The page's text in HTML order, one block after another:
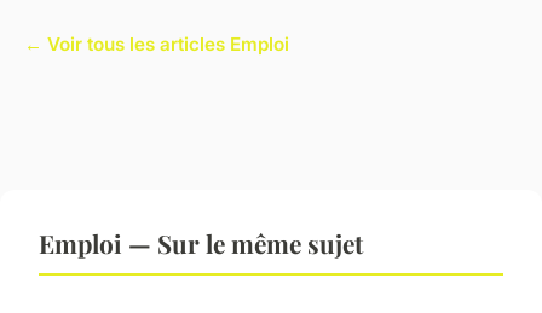
← Voir tous les articles Emploi
Emploi — Sur le même sujet